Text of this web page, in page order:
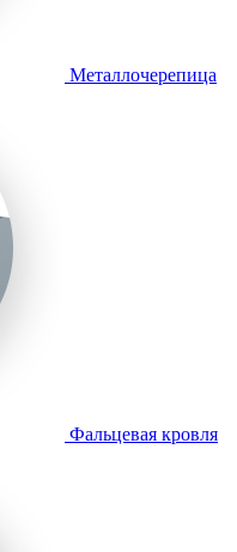
Металлочерепица
Фальцевая кровля